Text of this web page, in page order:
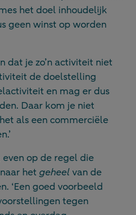
het doel inhoudelijk
geen winst op worden
dat je zo’n activiteit niet
de doelstelling
en mag er dus
Daar kom je niet
als een commerciële
op de regel die
het geheelvan de
‘Een goed voorbeeld
tegen